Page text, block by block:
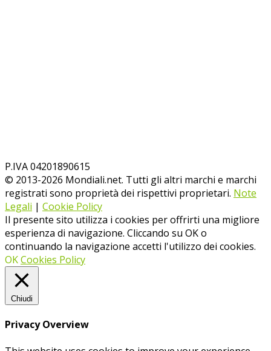
P.IVA 04201890615
© 2013-2026 Mondiali.net. Tutti gli altri marchi e marchi
registrati sono proprietà dei rispettivi proprietari. Note
Legali | Cookie Policy
Il presente sito utilizza i cookies per offrirti una migliore
esperienza di navigazione. Cliccando su OK o
continuando la navigazione accetti l'utilizzo dei cookies.
OKCookies Policy
Chiudi
Privacy Overview